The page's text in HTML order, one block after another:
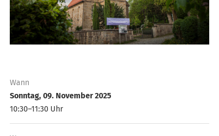
Wann
Sonntag, 09. November 2025
10:30–11:30 Uhr